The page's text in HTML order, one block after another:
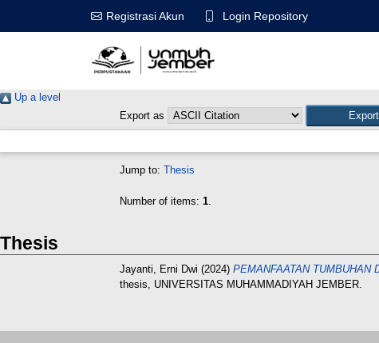
Registrasi Akun Login Repository
Up a level
Export as
Jump to: Thesis
Number of items: 1.
Thesis
Jayanti, Erni Dwi (2024) PEMANFAATAN TUMBUHAN
thesis, UNIVERSITAS MUHAMMADIYAH JEMBER.